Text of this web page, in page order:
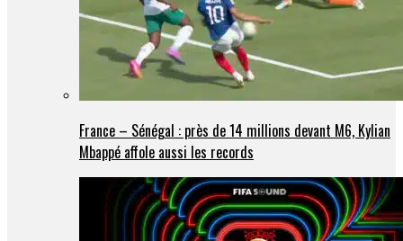
France – Sénégal : près de 14 millions devant M6, Kylian
Mbappé affole aussi les records